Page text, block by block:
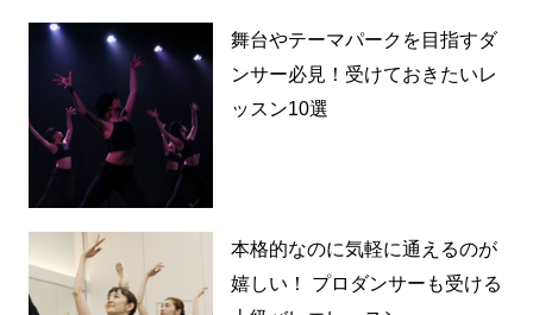
舞台やテーマパークを目指すダ
ンサー必見！受けておきたいレ
ッスン10選
本格的なのに気軽に通えるのが
嬉しい！ プロダンサーも受ける